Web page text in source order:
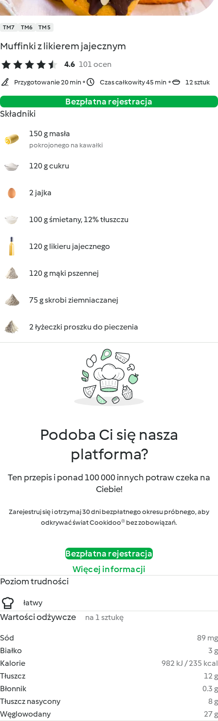
TM7 TM6 TM5
Muffinki z likierem jajecznym
4.6 101 ocen
Przygotowanie 20 min Czas całkowity 45 min 12 sztuk
Bezpłatna rejestracja
Składniki
150 g masła
pokrojonego na kawałki
120 g cukru
2 jajka
100 g śmietany, 12% tłuszczu
120 g likieru jajecznego
120 g mąki pszennej
75 g skrobi ziemniaczanej
2 łyżeczki proszku do pieczenia
Podoba Ci się nasza
platforma?
Ten przepis i ponad 100 000 innych potraw czeka na
Ciebie!
Zarejestruj się i otrzymaj 30 dni bezpłatnego okresu próbnego, aby
odkrywać świat Cookidoo® bez zobowiązań.
Bezpłatna rejestracja
Więcej informacji
Poziom trudności
łatwy
Wartości odżywcze na 1 sztukę
Sód
89 mg
Białko
3 g
Kalorie
982 kJ / 235 kcal
Tłuszcz
12 g
Błonnik
0.3 g
Tłuszcz nasycony
8 g
Węglowodany
27 g